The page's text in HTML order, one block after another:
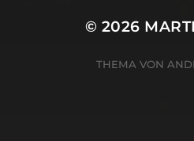
© 2026
THEMA VON